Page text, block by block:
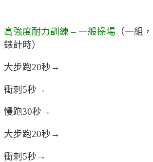
高強度耐力訓練 – 一般操場 （一組
錶計時）
大步跑20秒→
衝刺5秒→
慢跑30秒→
大步跑20秒→
衝刺5秒→